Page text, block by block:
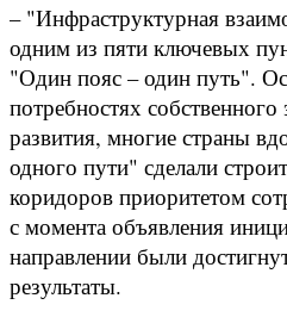
– "Инфраструктурная
одним из пяти ключевых
"Один пояс – один путь".
потребностях собственного
развития, многие страны
одного пути" сделали
коридоров приоритетом
с момента объявления
направлении были
результаты.